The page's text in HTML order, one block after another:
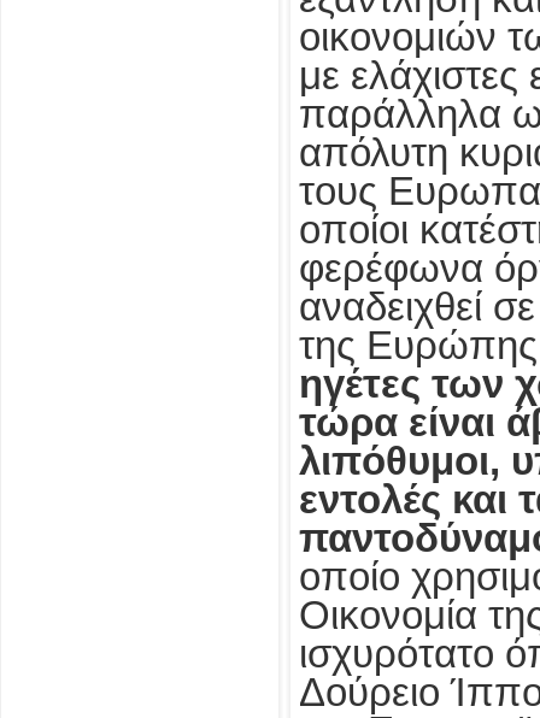
οικονομιών
με ελάχιστες
παράλληλα
απόλυτη
τους
οποίοι
φερέφωνα
αναδειχθεί
της
ηγέτες των
τώρα είναι
λιπόθυμοι,
εντολές και
οποίο
Οικονομία
ισχυρότατο
Δούρειο